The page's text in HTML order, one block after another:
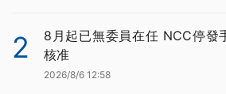
2
8月起已無委員在任 NCC停發
核准
2026/8/6 12:58